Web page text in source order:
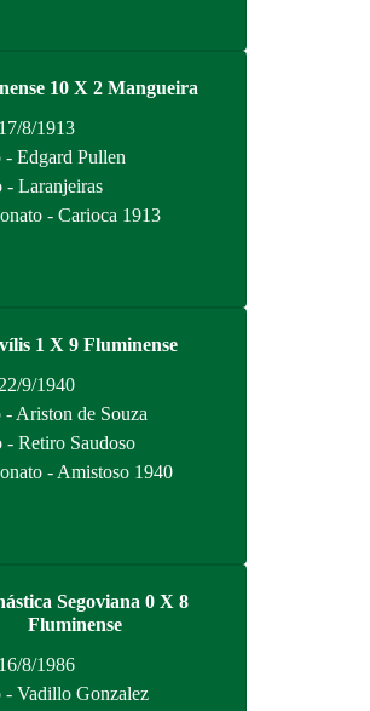
10 X 2 Mangueira
8/1913
Edgard Pullen
- Laranjeiras
- Carioca 1913
1 X 9 Fluminense
9/1940
Ariston de Souza
- Retiro Saudoso
- Amistoso 1940
Segoviana 0 X 8
Fluminense
8/1986
Vadillo Gonzalez